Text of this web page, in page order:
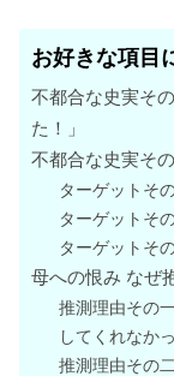
お好きな項目
不都合な史実そ
た！」
不都合な史実そ
ターゲットそ
ターゲットそ
ターゲットそ
母への恨み なぜ
推測理由その
してくれなか
推測理由その